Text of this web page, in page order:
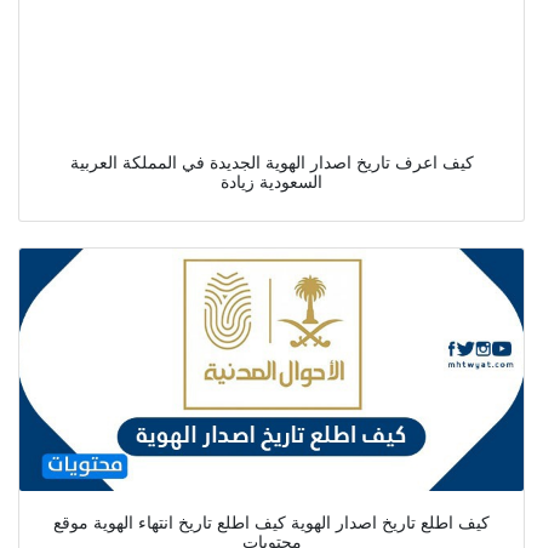
كيف اعرف تاريخ اصدار الهوية الجديدة في المملكة العربية
السعودية زيادة
كيف اطلع تاريخ اصدار الهوية كيف اطلع تاريخ انتهاء الهوية موقع
محتويات